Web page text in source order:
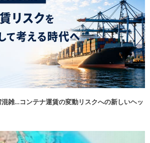
雑…コンテナ運賃の変動リスクへの新しいヘッ